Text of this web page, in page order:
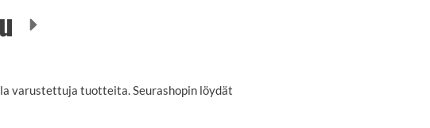
varustettuja tuotteita. Seurashopin löydät